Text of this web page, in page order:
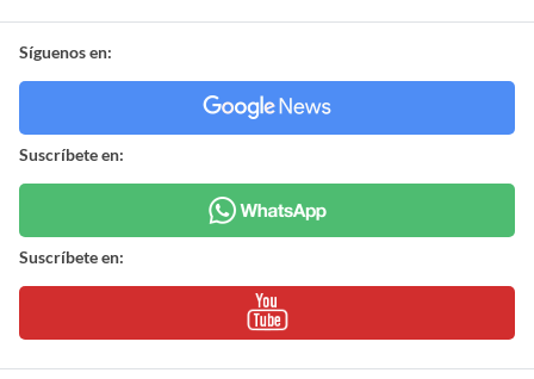
Síguenos en:
Suscríbete en:
Suscríbete en: